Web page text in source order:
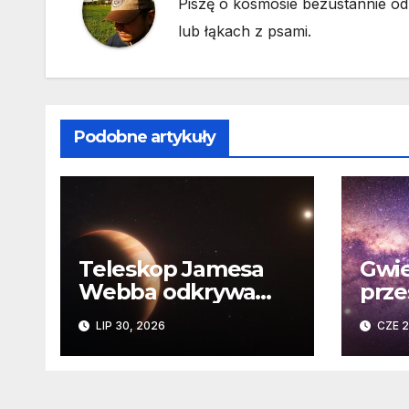
Piszę o kosmosie bezustannie
lub łąkach z psami.
Podobne artykuły
Teleskop Jamesa
Webba odkrywa
„drugie życie”
planety krążącej
wokół martwej
LIP 30, 2026
na
CZE